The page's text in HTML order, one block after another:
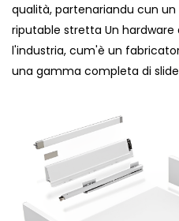
qualità, partenariandu cun
riputable stretta Un
l'industria, cum'è un
una gamma completa di